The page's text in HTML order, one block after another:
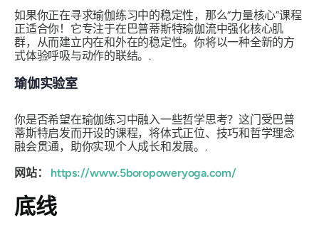
如果你正在寻求瑜伽练习中的稳定性，那么“力量核心”课程
正适合你！它专注于在巴普蒂斯特瑜伽流中强化核心肌
群，从而建立内在和外在的稳定性。你将以一种全新的方
式体验呼吸与动作的联结。.
瑜伽实验室
你是否希望在瑜伽练习中融入一些哲学思考？这门受巴普
蒂斯特启发而开设的课程，将体式正位、技巧和哲学理念
融会贯通，助你实现个人成长和发展。.
网站：
https://www.5boropoweryoga.com/
底线